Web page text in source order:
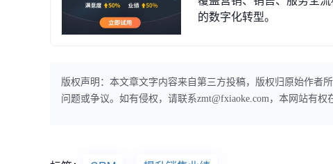
的数字化转型。
版权声明：本文章文字内容来自第三方投稿，版权归原始作者
问题或争议。如有侵权，请联系zmt@fxiaoke.com，本网站有权